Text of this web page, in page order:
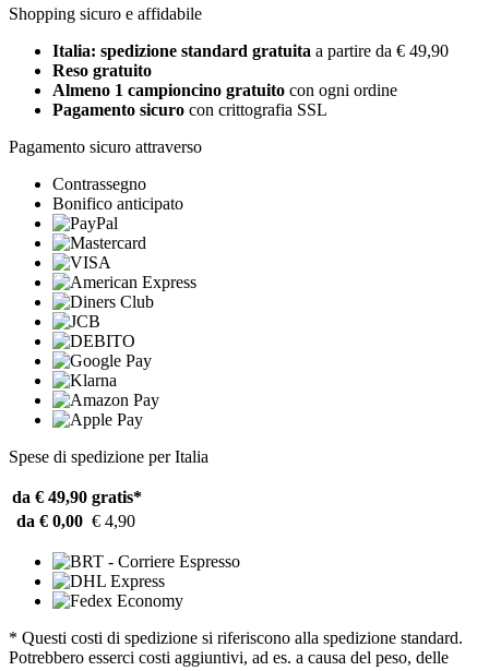
Shopping sicuro e affidabile
Italia: spedizione standard gratuita a partire da € 49,90
Reso gratuito
Almeno 1 campioncino gratuito con ogni ordine
Pagamento sicuro con crittografia SSL
Pagamento sicuro attraverso
Contrassegno
Bonifico anticipato
Spese di spedizione per Italia
da € 49,90 gratis*
da € 0,00 € 4,90
* Questi costi di spedizione si riferiscono alla spedizione standard.
Potrebbero esserci costi aggiuntivi, ad es. a causa del peso, delle